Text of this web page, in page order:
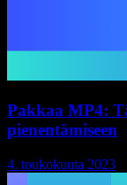
Pakkaa MP4:
pienentämiseen
4. toukokuuta 2023